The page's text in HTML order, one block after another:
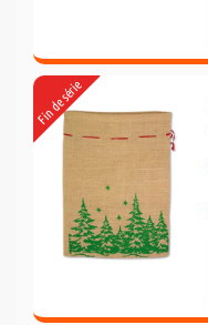
Fin de série